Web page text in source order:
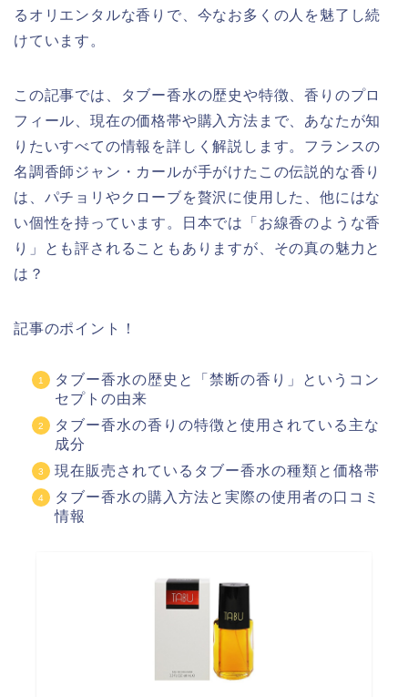
るオリエンタルな香りで、今なお多くの人を魅了し続
けています。
この記事では、タブー香水の歴史や特徴、香りのプロ
フィール、現在の価格帯や購入方法まで、あなたが知
りたいすべての情報を詳しく解説します。フランスの
名調香師ジャン・カールが手がけたこの伝説的な香り
は、パチョリやクローブを贅沢に使用した、他にはな
い個性を持っています。日本では「お線香のような香
り」とも評されることもありますが、その真の魅力と
は？
記事のポイント！
タブー香水の歴史と「禁断の香り」というコン
セプトの由来
タブー香水の香りの特徴と使用されている主な
成分
現在販売されているタブー香水の種類と価格帯
タブー香水の購入方法と実際の使用者の口コミ
情報